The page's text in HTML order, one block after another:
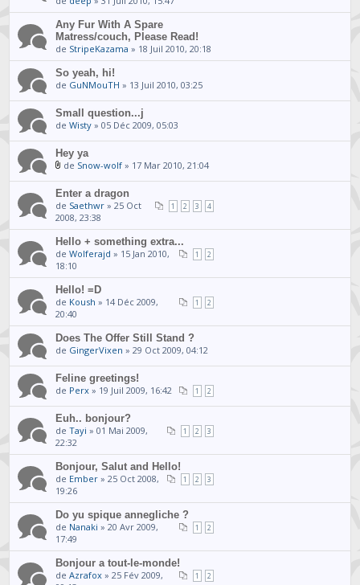
Any Fur With A Spare
Matress/couch, Please Read!
de StripeKazama » 18 Juil 2010, 20:18
So yeah, hi!
de GuNMouTH » 13 Juil 2010, 03:25
Small question...j
deWisty » 05 Déc 2009, 05:03
Hey ya
de Snow-wolf » 17 Mar 2010, 21:04
Enter a dragon
1 2 3 4
de Saethwr » 25 Oct
2008, 23:38
Hello + something extra...
1 2
deWolferajd » 15 Jan 2010,
18:10
Hello! =D
1 2
de Koush » 14 Déc 2009,
20:40
Does The Offer Still Stand ?
de GingerVixen » 29 Oct 2009, 04:12
Feline greetings!
1 2
de Perx » 19 Juil 2009, 16:42
Euh.. bonjour?
1 2 3
deTayi » 01 Mai 2009,
22:32
Bonjour, Salut and Hello!
1 2 3
de Ember » 25 Oct 2008,
19:26
Do yu spique annegliche ?
1 2
de Nanaki » 20 Avr 2009,
17:49
Bonjour a tout-le-monde!
1 2
deAzrafox » 25 Fév 2009,